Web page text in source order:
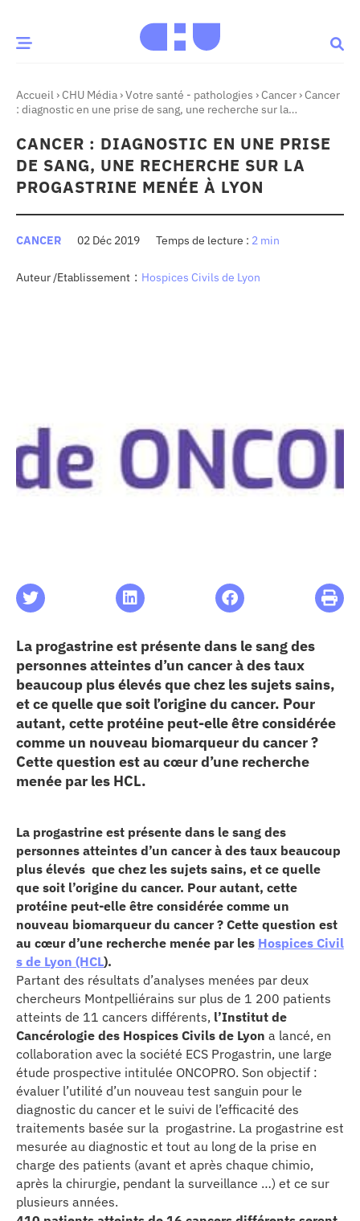
MOMENT
Innovation
& patrimoine Patient
santé
CHU
& patrimoine
écologique
CONNECTÉ
d’info
l’éditeur
un CHU
Accueil › CHU Média ›Votre santé - pathologies › Cancer › Cancer
: diagnostic en une prise de sang, une recherche sur la
CANCER : DIAGNOSTIC EN UNE PRISE
DE SANG, UNE RECHERCHE SUR LA
PROGASTRINE MENÉE À LYON
CANCER 02 Déc 2019 2 min
Auteur /Etablissement : Hospices Civils de Lyon
La progastrine est présente dans le sang des
personnes atteintes d’un cancer à des taux
beaucoup plus élevés que chez les sujets sains,
et ce quelle que soit l’origine du cancer. Pour
autant, cette protéine peut-elle être considérée
comme un nouveau biomarqueur du cancer ?
Cette question est au cœur d’une recherche
menée par les HCL.
La progastrine est présente dans le sang des
personnes atteintes d’un cancer à des taux beaucoup
plus élevés que chez les sujets sains, et ce quelle
que soit l’origine du cancer. Pour autant, cette
protéine peut-elle être considérée comme un
nouveau biomarqueur du cancer ? Cette question est
au cœur d’une recherche menée par les Hospices Civil
s de Lyon (HCL).
Partant des résultats d’analyses menées par deux
chercheurs Montpelliérains sur plus de 1 200 patients
atteints de 11 cancers différents, l’Institut de
Cancérologie des Hospices Civils de Lyon a lancé, en
collaboration avec la société ECS Progastrin, une large
étude prospective intitulée ONCOPRO. Son objectif :
évaluer l’utilité d’un nouveau test sanguin pour le
diagnostic du cancer et le suivi de l’efficacité des
traitements basée sur la progastrine. La progastrine est
mesurée au diagnostic et tout au long de la prise en
charge des patients (avant et après chaque chimio,
après la chirurgie, pendant la surveillance …) et ce sur
plusieurs années.